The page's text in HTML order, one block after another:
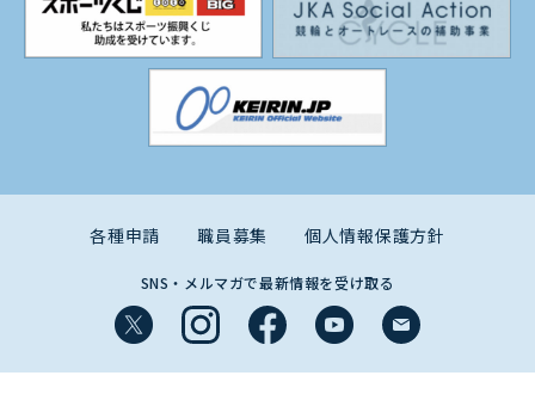
各種申請 職員募集 個人情報保護方針
SNS・メルマガで最新情報を受け取る